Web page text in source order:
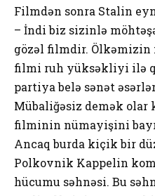
Filmdən sonra Stalin
– İndi biz sizinlə
gözəl filmdir. Ölkəmizin
filmi ruh yüksəkliyi ilə
partiya belə sənət
Mübaliğəsiz demək olar
filminin nümayişini
Ancaq burda kiçik bir
Polkovnik Kappelin
hücumu səhnəsi. Bu